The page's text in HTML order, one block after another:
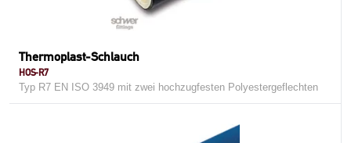
Thermoplast-Schlauch
HOS-R7
Typ R7 EN ISO 3949 mit zwei hochzugfesten Polyestergeflechten